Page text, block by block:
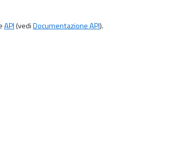
API(vediDocumentazione API).